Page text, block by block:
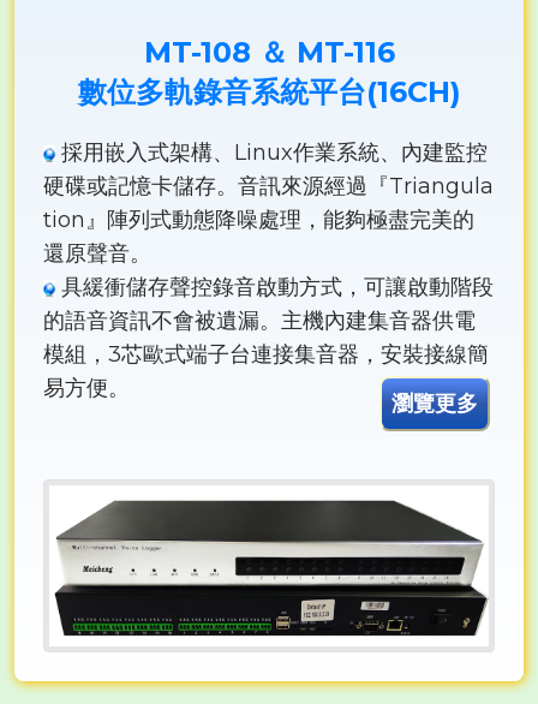
MT-108 ＆ MT-116
數位多軌錄音系統平台(16CH)
採用嵌入式架構、Linux作業系統、內建監控
硬碟或記憶卡儲存。音訊來源經過『Triangula
tion』陣列式動態降噪處理，能夠極盡完美的
還原聲音。
具緩衝儲存聲控錄音啟動方式，可讓啟動階段
的語音資訊不會被遺漏。主機內建集音器供電
模組，3芯歐式端子台連接集音器，安裝接線簡
易方便。
瀏覽更多